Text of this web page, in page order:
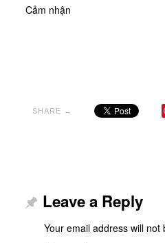
Cảm nhận
SHARE →
Leave a Reply
Your email address will not